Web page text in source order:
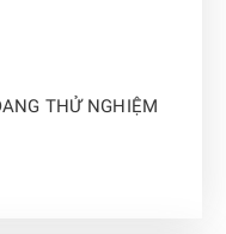
THỬ NGHIỆM